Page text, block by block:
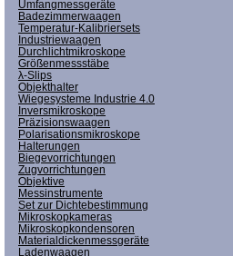
Umfangmessgeräte
Badezimmerwaagen
Temperatur-Kalibriersets
Industriewaagen
Durchlichtmikroskope
Größenmessstäbe
λ-Slips
Objekthalter
Wiegesysteme Industrie 4.0
Inversmikroskope
Präzisionswaagen
Polarisationsmikroskope
Halterungen
Biegevorrichtungen
Zugvorrichtungen
Objektive
Messinstrumente
Set zur Dichtebestimmung
Mikroskopkameras
Mikroskopkondensoren
Materialdickenmessgeräte
Ladenwaagen